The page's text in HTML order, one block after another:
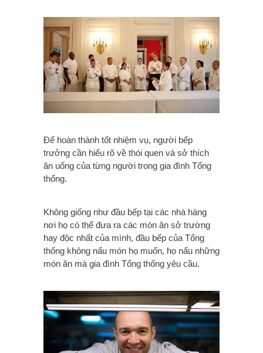
Để hoàn thành tốt nhiệm vụ, người bếp
trưởng cần hiểu rõ về thói quen và sở thích
ăn uống của từng người trong gia đình Tổng
thống.
Không giống như đầu bếp tại các nhà hàng
nơi họ có thể đưa ra các món ăn sở trường
hay độc nhất của mình, đầu bếp của Tổng
thống không nấu món họ muốn, họ nấu những
món ăn mà gia đình Tổng thống yêu cầu.